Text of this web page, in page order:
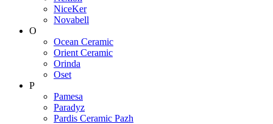
NiceKer
Novabell
O
Ocean Ceramic
Orient Ceramic
Orinda
Oset
P
Pamesa
Paradyz
Pardis Ceramic Pazh